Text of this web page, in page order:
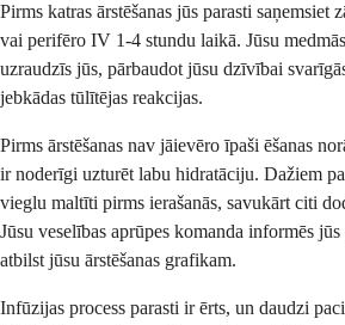
Pirms katras ārstēšanas jūs parasti saņemsiet
vai perifēro IV 1-4 stundu laikā. Jūsu
uzraudzīs jūs, pārbaudot jūsu dzīvībai
jebkādas tūlītējas reakcijas.
Pirms ārstēšanas nav jāievēro īpaši ēšanas
ir noderīgi uzturēt labu hidratāciju. Dažiem
vieglu maltīti pirms ierašanās, savukārt citi
Jūsu veselības aprūpes komanda informēs
atbilst jūsu ārstēšanas grafikam.
Infūzijas process parasti ir ērts, un daudzi